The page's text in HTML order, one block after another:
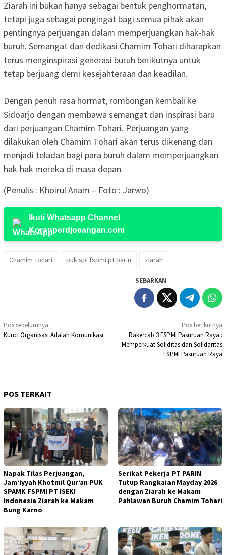
Ziarah ini bukan hanya sebagai bentuk penghormatan,
tetapi juga sebagai pengingat bagi semua pihak akan
pentingnya perjuangan dalam memperjuangkan hak-hak
buruh. Semangat dan dedikasi Chamim Tohari diharapkan
terus menginspirasi generasi buruh berikutnya untuk
tetap berjuang demi kesejahteraan dan keadilan.
Dengan penuh rasa hormat, rombongan kembali ke
Sidoarjo dengan membawa semangat dan inspirasi baru
dari perjuangan Chamim Tohari. Perjuangan yang
dilakukan oleh Chamim Tohari akan terus dikenang dan
menjadi teladan bagi para buruh dalam memperjuangkan
hak-hak mereka di masa depan.
(Penulis : Khoirul Anam – Foto : Jarwo)
Ikuti Whatsapp Channel
Koranperdjoeangan.com
Chamim Tohari puk spl fspmi pt parin ziarah
SEBARKAN
Navigasi
pos
Pos sebelumnya
Kunci Organisasi Adalah Komunikasi
Pos berikutnya
Rakercab 3 FSPMI Pasuruan Raya :
Memperkuat Soliditas dan Solidaritas
FSPMI Pasuruan Raya
POS TERKAIT
Napak Tilas Perjuangan,
Jam’iyyah Khotmil Qur’an PUK
SPAMK FSPMI PT ISEKI
Indonesia Ziarah ke Makam
Bung Karno
Serikat Pekerja PT PARIN
Tutup Rangkaian Mayday 2026
dengan Ziarah ke Makam
Pahlawan Buruh Chamim Tohari